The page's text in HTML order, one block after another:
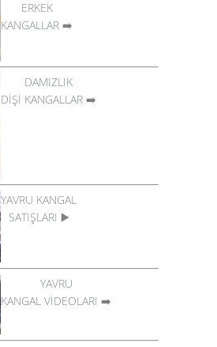
ERKEK
KANGALLAR ➡️
DAMIZLIK
DİŞİ KANGALLAR ➡️
YAVRU KANGAL
SATIŞLARI ▶️
YAVRU
KANGAL VİDEOLARI ➡️